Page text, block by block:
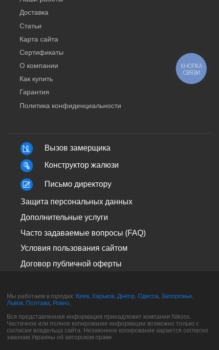
Доставка
Статьи
Карта сайта
Сертификаты
О компании
Как купить
Гарантия
Политика конфиденциальности
Вызов замерщика
Конструктор жалюзи
Письмо директору
Защита персональных данных
Дополнительные услуги
Часто задаваемые вопросы (FAQ)
Условия пользования сайтом
Договор публичной оферты
Мы работаем в городах: Киев ,Харьков Днепр ,Одесса ,Запорожье
Львов Полтава Ровно
Вся представленная информация принадлежит компании Nikoss.
Частичное или полное копирование информации возможно только с
согласия владельца сайта. Незаконное копирование карается согласно
законам Украины об авторском праве
КНОПКА
СВЯЗИ